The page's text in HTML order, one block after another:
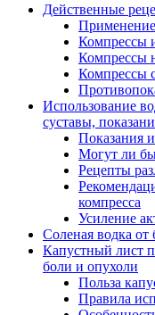
Действенные
Применение
Компрессы
Компрессы
Компрессы
Использование
суставы,
Показания
Могут ли
Рецепты
компресса
Усиление
Соленая водка
Капустный лист
боли и опухоли
Польза
Правила